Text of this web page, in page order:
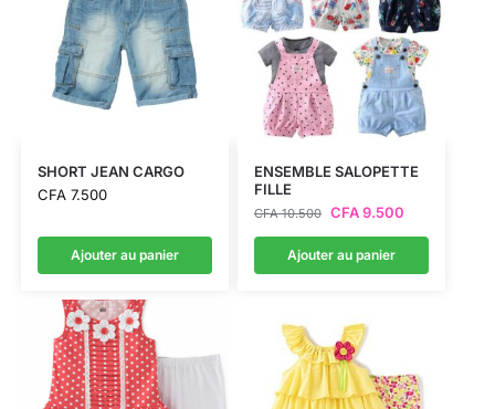
SHORT JEAN CARGO
CFA7.500
Ajouter au panier
ENSEMBLE SALOPETTE
FILLE
CFA10.500 CFA9.500
Ajouter au panier